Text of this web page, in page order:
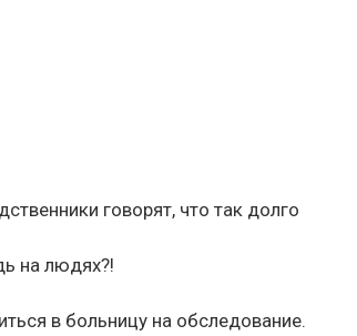
говорят, что так долго
на людях?!
в больницу на обследование.